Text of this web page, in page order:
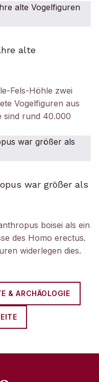
alte
Fels-Höhle zwei
Vogelfiguren aus
sind rund 40.000
war größer als
boisei als ein
des Homo erectus.
widerlegen dies.
& ARCHÄOLOGIE